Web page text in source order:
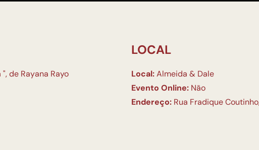
de Rayana Rayo
LOCAL
Local:Almeida & Dale
Evento Online: Não
Endereço: Rua Fradique